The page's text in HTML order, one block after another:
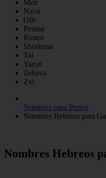
Meir
Nava
Ofir
Penina
Ronen
Shoshana
Tal
Yaron
Zehava
Zvi
Nombres para Perros
Nombres Hebreos para
Nombres Hebreos